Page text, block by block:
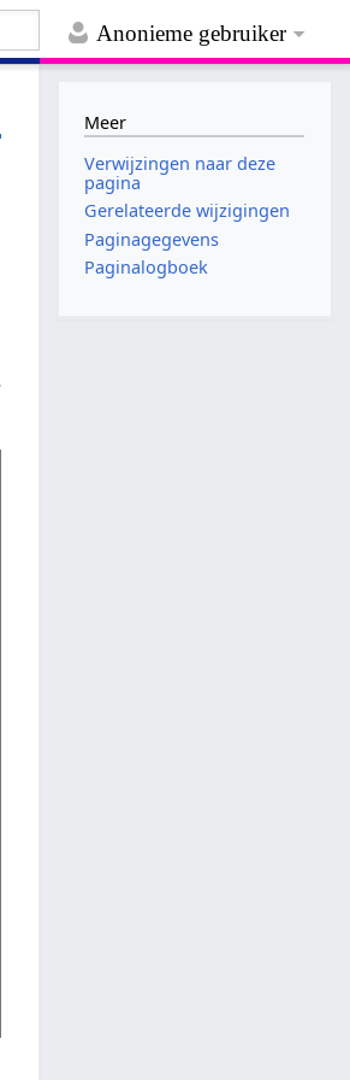
Anonieme gebruiker
Meer
Verwijzingen naar deze
pagina
Gerelateerde wijzigingen
Paginagegevens
Paginalogboek